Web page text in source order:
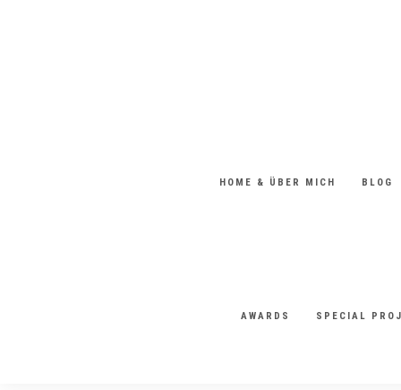
HOME & ÜBER MICH BLOG
AWARDS SPECIAL